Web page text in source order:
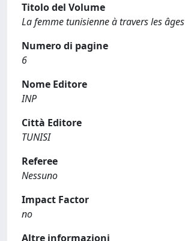
Titolo del Volume
La femme tunisienne à travers les âges
Numero di pagine
6
Nome Editore
INP
Città Editore
TUNISI
Referee
Nessuno
Impact Factor
no
Altre informazioni